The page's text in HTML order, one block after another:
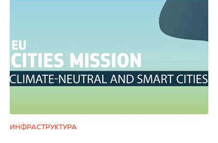
ИНФРАСТРУКТУРА